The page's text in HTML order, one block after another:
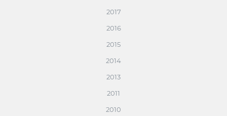
2017
2016
2015
2014
2013
2011
2010